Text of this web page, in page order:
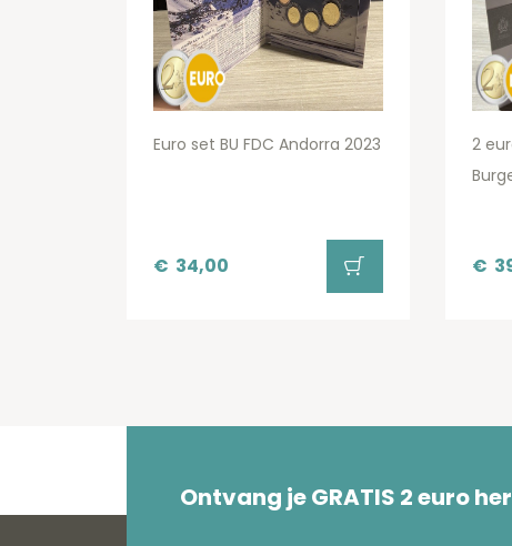
Euro set BU FDC Andorra 2023
€ 34,00
2
€
Ontvang je GRATIS 2 euro